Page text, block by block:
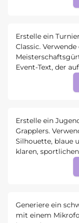
Erstelle ein
Classic.
Event-Text, der
Erstelle ein
Grapplers.
Silhouette, blaue
klaren,
Generiere ein
mit einem